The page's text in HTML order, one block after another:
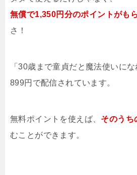
無償で1,350円分のポイントがも
さ！
「30歳まで童貞だと魔法使いに
899円で配信されています。
無料ポイントを使えば、 そのうち
むことができます。